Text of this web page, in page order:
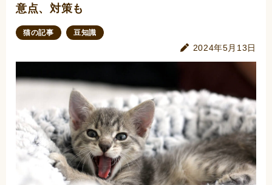
寄付活動
意点、対策も
猫の記事 豆知識
2024年5月13日